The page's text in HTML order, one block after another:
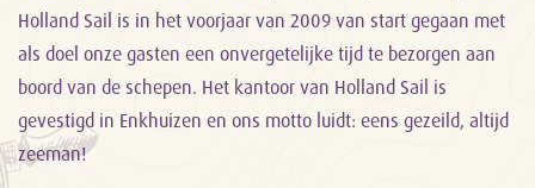
Holland Sail is in het voorjaar van 2009 van start gegaan met
als doel onze gasten een onvergetelijke tijd te bezorgen aan
boord van de schepen. Het kantoor van Holland Sail is
gevestigd in Enkhuizen en ons motto luidt: eens gezeild, altijd
zeeman!